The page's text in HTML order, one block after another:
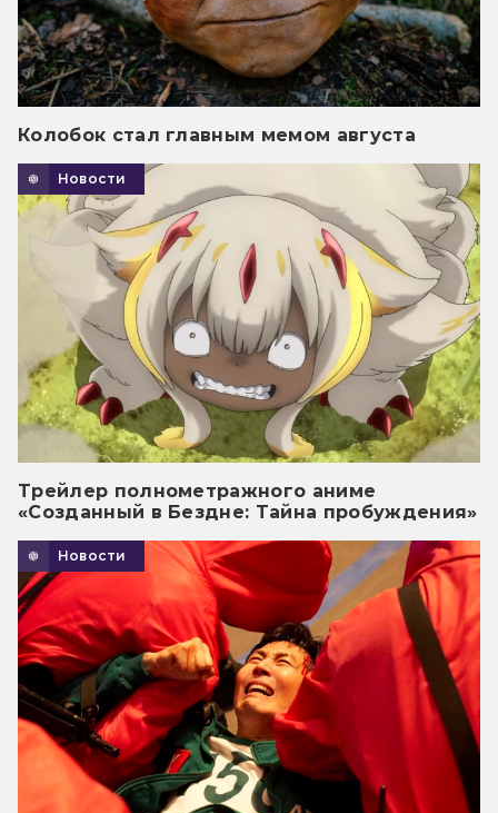
Колобок стал главным мемом августа
Новости
Трейлер полнометражного аниме
«Созданный в Бездне: Тайна пробуждения»
Новости